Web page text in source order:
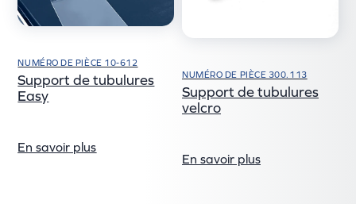
NUMÉRO DE PIÈCE 10-612
Support de tubulures
Easy
En savoir plus
NUMÉRO DE PIÈCE 300.113
Support de tubulures
velcro
En savoir plus